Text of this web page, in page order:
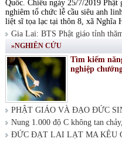
Quốc. Chiều ngày 25/7/2019
nghiêm tổ chức lễ cầu siêu anh
liệt sĩ tọa lạc tại thôn 8, xã Nghĩa
Gia Lai: BTS Phật giáo tỉnh
»NGHIÊN CỨU
Tìm kiếm
nghiệp
PHẬT GIÁO VÀ ĐẠO ĐỨC
Nung 1.000 độ C không tan
ĐỨC ĐẠT LAI LẠT MA KÊU